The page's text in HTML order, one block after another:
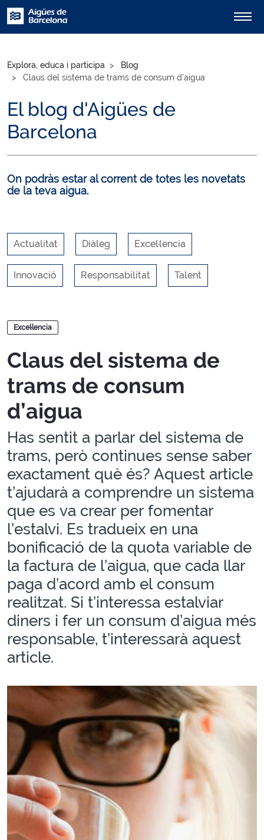
Explora, educa i participa
Blog
Claus del sistema de trams de consum d’aigua
El blog d'Aigües de
Barcelona
On podràs estar al corrent de totes les novetats
de la teva aigua.
Actualitat Diàleg Excel·lencia
Innovació Responsabilitat Talent
Blocs
Excel·lencia
Claus del sistema de
trams de consum
d’aigua
Has sentit a parlar del sistema de
trams, però continues sense saber
exactament què és? Aquest article
t’ajudarà a comprendre un sistema
que es va crear per fomentar
l’estalvi. Es tradueix en una
bonificació de la quota variable de
la factura de l’aigua, que cada llar
paga d’acord amb el consum
realitzat. Si t’interessa estalviar
diners i fer un consum d’aigua més
responsable, t’interessarà aquest
article.